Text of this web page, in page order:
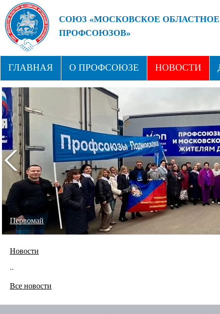
СОЮЗ «МОСКОВСКОЕ
ПРОФСОЮЗОВ»
ГЛАВНАЯ О ПРОФСОЮЗЕ НОВОСТИ
СТРУКТУРА ПРОФСОЮЗНЫЕ ЗДРАВНИЦЫ
Первомай
Новости
..
Все новости